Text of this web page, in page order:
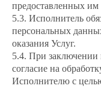
предоставленных им
5.3. Исполнитель
персональных
оказания Услуг.
5.4. При заключении
согласие на
Исполнителю с